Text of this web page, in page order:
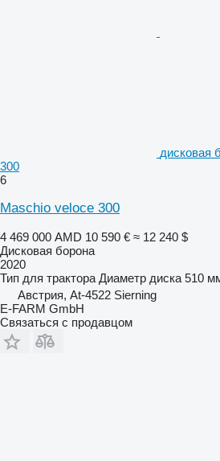
дисковая
300
6
Maschio veloce 300
4 469 000 AMD 10 590 € ≈ 12 240 $
Дисковая борона
2020
Тип для трактора Диаметр диска 510
Австрия, At-4522 Sierning
E-FARM GmbH
Связаться с продавцом